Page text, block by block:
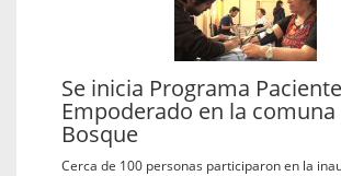
Se inicia Programa Paciente
Empoderado en la comuna
Bosque
Cerca de 100 personas participaron en la